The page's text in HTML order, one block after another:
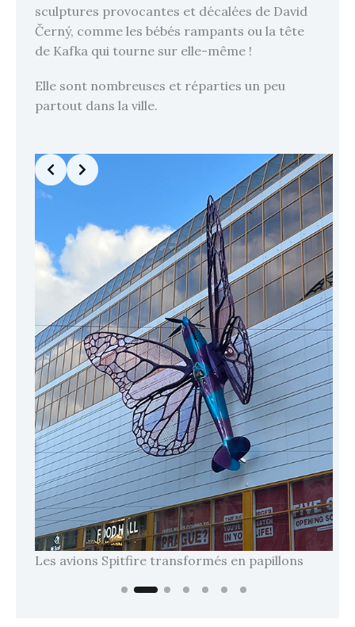
sculptures provocantes et décalées de David
Černý, comme les bébés rampants ou la tête
de Kafka qui tourne sur elle-même !
Elle sont nombreuses et réparties un peu
partout dans la ville.
Les avions Spitfire transformés en papillons
Slide 2 of 7